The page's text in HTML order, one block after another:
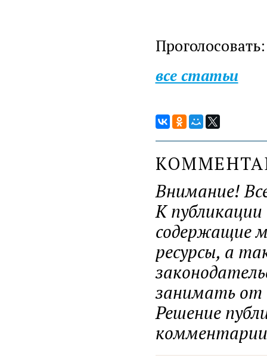
Проголосовать:
все статьи
Внимание!
К
содержащие
ресурсы, а
занимать от
Решение